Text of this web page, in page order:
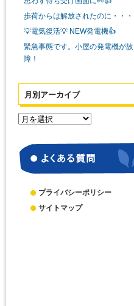
歩荷からは解放されたのに・・・
💡電気復活💡 NEW発電機👍
緊急事態です。小屋の発電機が故
障！
月別アーカイブ
月
ー
カ
プライバシーポリシー
サイトマップ